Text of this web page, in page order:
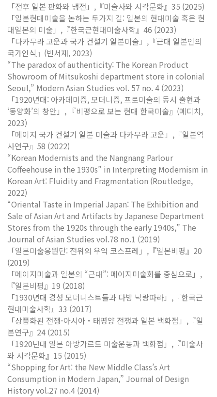
「전후 일본 판화와 냉전」,『미술사와 시각문화』35 (2025)
「일본현대미술을 논하는 두가지 길: 일본의 현대미술 혹은 현
대일본의 미술」,『한국근현대미술사학』46 (2023)
「다카무라 고운과 국가 건설기 일본미술」,『근대 일본인의
국가인식』(빈서재, 2023)
“The paradox of authenticity: The Korean Product
Showroom of Mitsukoshi department store in colonial
Seoul,” Modern Asian Studies vol. 57 no. 4 (2023)
「1920년대: 아카데미즘, 모더니즘, 프로미술의 동시 출현과
‘동양화’의 창안」, 『비평으로 보는 현대 한국미술』(메디치,
2023)
「메이지 국가 건설기 일본 미술과 다카무라 고운」,『일본역
사연구』58 (2022)
“Korean Modernists and the Nangnang Parlour
Coffeehouse in the 1930s” in Interpreting Modernism in
Korean Art: Fluidity and Fragmentation (Routledge,
2022)
“Oriental Taste in Imperial Japan: The Exhibition and
Sale of Asian Art and Artifacts by Japanese Department
Stores from the 1920s through the early 1940s,” The
Journal of Asian Studies vol.78 no.1 (2019)
「일본미술응원단: 전위의 우익 코스프레」,『일본비평』20
(2019)
「메이지미술과 일본의 “근대”: 메이지미술회를 중심으로」,
『일본비평』19 (2018)
「1930년대 경성 모더니스트들과 다방 낙랑파라」,『한국근
현대미술사학』33 (2017)
「상품화된 전쟁-아시아・태평양 전쟁과 일본 백화점」,『일
본연구』24 (2015)
「1920년대 일본 아방가르드 미술운동과 백화점」,『미술사
와 시각문화』15 (2015)
“Shopping for Art: the New Middle Class’s Art
Consumption in Modern Japan,” Journal of Design
History vol.27 no.4 (2014)